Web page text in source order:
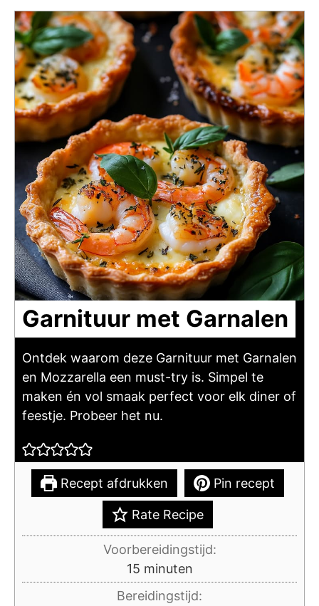
Garnituur met Garnalen
Ontdek waarom deze Garnituur met Garnalen
en Mozzarella een must-try is. Simpel te
maken én vol smaak perfect voor elk diner of
feestje. Probeer het nu.
Recept afdrukken Pin recept
Rate Recipe
Voorbereidingstijd:
15minuten
minuten
Bereidingstijd: